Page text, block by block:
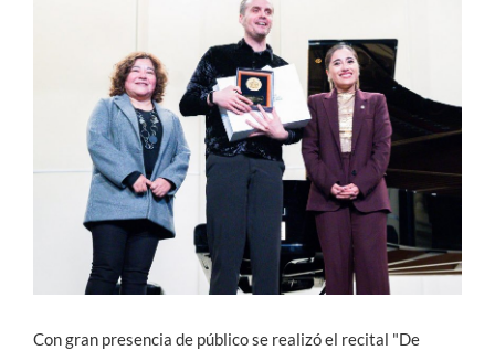
Estudiantes
Académicos
Funcionarios
English
Con gran presencia de público se realizó el recital "De